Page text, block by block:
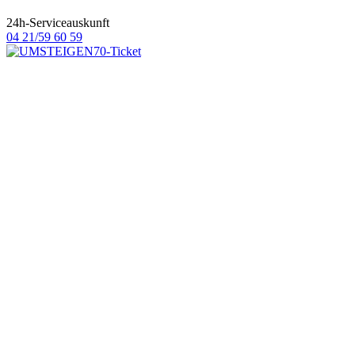
24h-Serviceauskunft
04 21/59 60 59